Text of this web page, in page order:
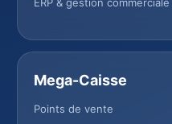
Mega-Caisse
Points de vente